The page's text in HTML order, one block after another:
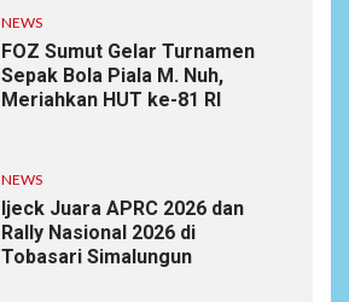
NEWS
FOZ Sumut Gelar Turnamen
Sepak Bola Piala M. Nuh,
Meriahkan HUT ke-81 RI
NEWS
Ijeck Juara APRC 2026 dan
Rally Nasional 2026 di
Tobasari Simalungun